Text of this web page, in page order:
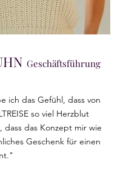
Geschäftsführung
ich das Gefühl, dass von
so viel Herzblut
dass das Konzept mir wie
Geschenk für einen